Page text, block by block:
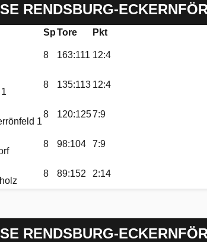
RENDSBURG-
SpTore Pkt
8 163:111 12:4
8 135:113 12:4
1
8 120:1257:9
8 98:104 7:9
8 89:152 2:14
RENDSBURG-